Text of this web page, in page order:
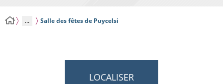
... Salle des fêtes de Puycelsi
LOCALISER